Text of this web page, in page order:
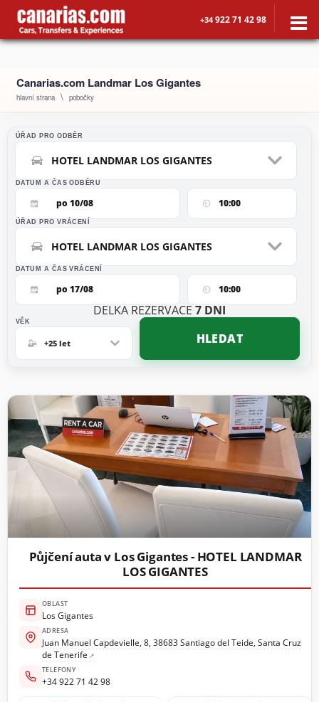
+34922 71 42 98
Canarias.com Landmar Los Gigantes
hlavní strana pobočky
ÚŘAD PRO ODBĚR
HOTEL LANDMAR LOS GIGANTES
DATUM A ČAS ODBĚRU
po 10/08 10:00
DÉLKA REZERVACE 7 DNÍ
ÚŘAD PRO VRÁCENÍ
HOTEL LANDMAR LOS GIGANTES
DATUM A ČAS VRÁCENÍ
po 17/08 10:00
VĚK
+25 let HLEDAT
Půjčení auta v Los Gigantes - HOTEL LANDMAR
LOS GIGANTES
OBLAST
Los Gigantes
ADRESA
Juan Manuel Capdevielle, 8, 38683 Santiago del Teide, Santa Cruz
de Tenerife
TELEFONY
+34 922 71 42 98